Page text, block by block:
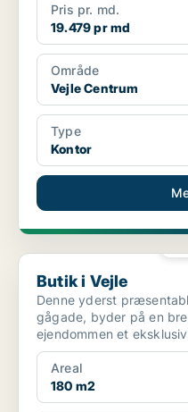
Pris pr. md.
19.479 pr md
Område
Vejle Centrum
Type
Kontor
Butik i Vejle
Butik i Vejle
Denne yderst
gågade, byder på en
ejendommen et
del år ...
Areal
180 m2